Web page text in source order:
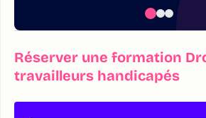
Réserver une formation
travailleurs handicapés